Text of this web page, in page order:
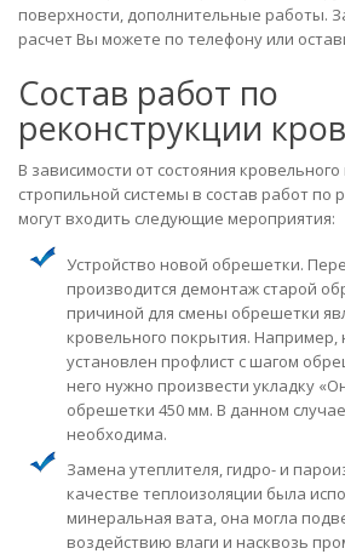
поверхности, дополнительные работы.
расчет Вы можете по телефону или
Состав работ по
реконструкции
В зависимости от состояния
стропильной системы в состав работ по
могут входить следующие мероприятия:
Устройство новой обрешетки.
производится демонтаж старой
причиной для смены обрешетки
кровельного покрытия. Например,
установлен профлист с шагом
него нужно произвести укладку
обрешетки 450 мм. В данном
необходима.
Замена утеплителя, гидро- и
качестве теплоизоляции была
минеральная вата, она могла
воздействию влаги и насквозь